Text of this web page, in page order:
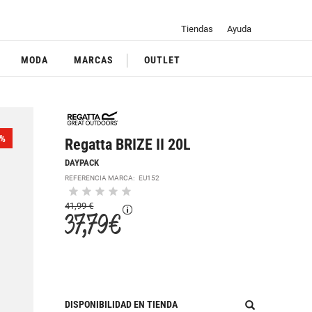
Tiendas Ayuda
MODA MARCAS OUTLET
Regatta BRIZE II 20L
DAYPACK
REFERENCIA MARCA:EU152
41,99 €
37,79 €
DISPONIBILIDAD EN TIENDA
%